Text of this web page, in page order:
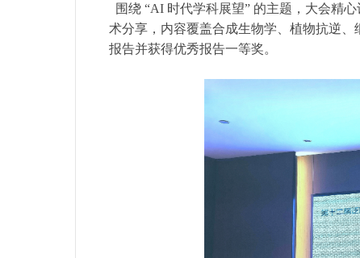
围绕 “AI 时代学科展望” 的主题，大会精
术分享，内容覆盖合成生物学、植物抗逆
报告并获得优秀报告一等奖。